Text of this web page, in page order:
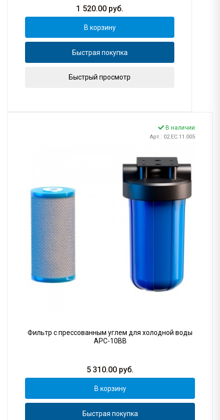
1 520.00 руб.
В корзину
Быстрая покупка
Быстрый просмотр
В наличии
Арт.: 02.ЕС.11.005
Фильтр с прессованным углем для холодной воды
АРC-10BB
5 310.00 руб.
В корзину
Быстрая покупка